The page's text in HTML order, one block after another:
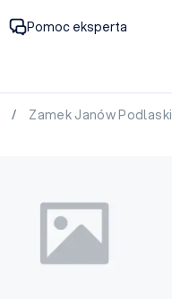
Pomoc eksperta
/ Zamek Janów Podlaski